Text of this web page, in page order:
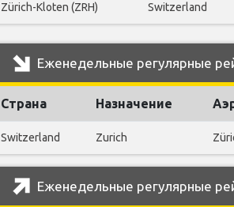
Zürich-Kloten (ZRH) Switzerland
Еженедельные регулярные
Страна Назначение
Switzerland Zurich
Еженедельные регулярные